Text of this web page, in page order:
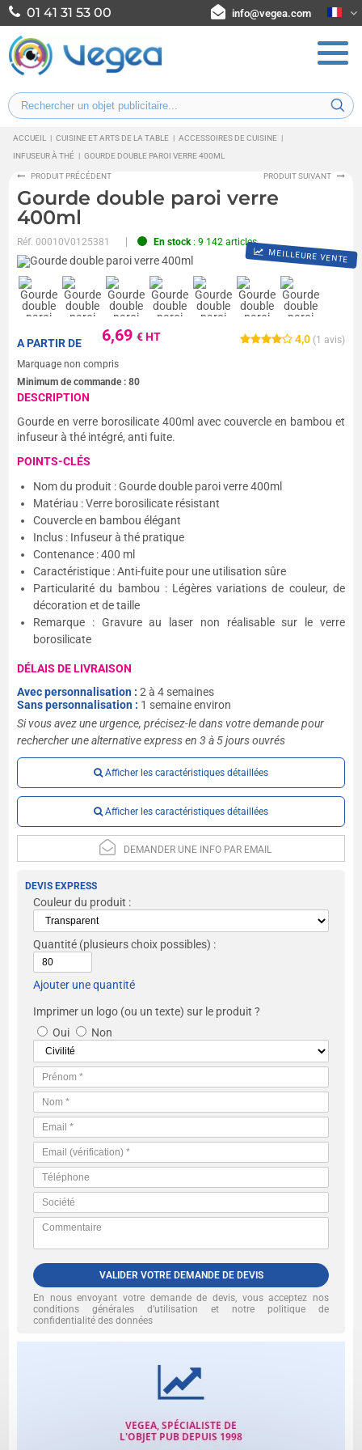
01 41 31 53 00 info@vegea.com
ACCUEIL | CUISINE ET ARTS DE LA TABLE | ACCESSOIRES DE CUISINE |
INFUSEUR À THÉ | GOURDE DOUBLE PAROI VERRE 400ML
PRODUIT PRÉCÉDENT PRODUIT SUIVANT
Gourde double paroi verre
400ml
Réf.00010V0125381 En stock: 9 142 articles
MEILLEURE VENTE
4,0 (1 avis)
6,69€ HT
A PARTIR DE
Marquage non compris
Minimum de commande :80
DESCRIPTION
Gourde en verre borosilicate 400ml avec couvercle en bambou et
infuseur à thé intégré, anti fuite.
POINTS-CLÉS
Nom du produit : Gourde double paroi verre 400ml
Matériau : Verre borosilicate résistant
Couvercle en bambou élégant
Inclus : Infuseur à thé pratique
Contenance : 400 ml
Caractéristique : Anti-fuite pour une utilisation sûre
Particularité du bambou : Légères variations de couleur, de
décoration et de taille
Remarque : Gravure au laser non réalisable sur le verre
borosilicate
DÉLAIS DE LIVRAISON
Avec personnalisation :2 à 4 semaines
Sans personnalisation : 1 semaine environ
Si vous avez une urgence, précisez-le dans votre demande pour
rechercher une alternative express en 3 à 5 jours ouvrés
Afficher les caractéristiques détaillées
Afficher les caractéristiques détaillées
DEMANDER UNE INFO PAR EMAIL
DEVIS EXPRESS
Couleur du produit :
Quantité (plusieurs choix possibles) :
Ajouter une quantité
Imprimer un logo (ou un texte) sur le produit ?
Oui
Non
VALIDER VOTRE DEMANDE DE DEVIS
En nous envoyant votre demande de devis, vous acceptez nos
conditions générales d’utilisation et notre politique de
confidentialité des données